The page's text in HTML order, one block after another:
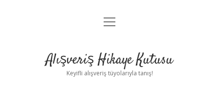
Anasayfa
Yasal Uyarı
menüyü
Alışveriş Hikaye Kutusu
Keyifli alışveriş tüyolarıyla tanış!